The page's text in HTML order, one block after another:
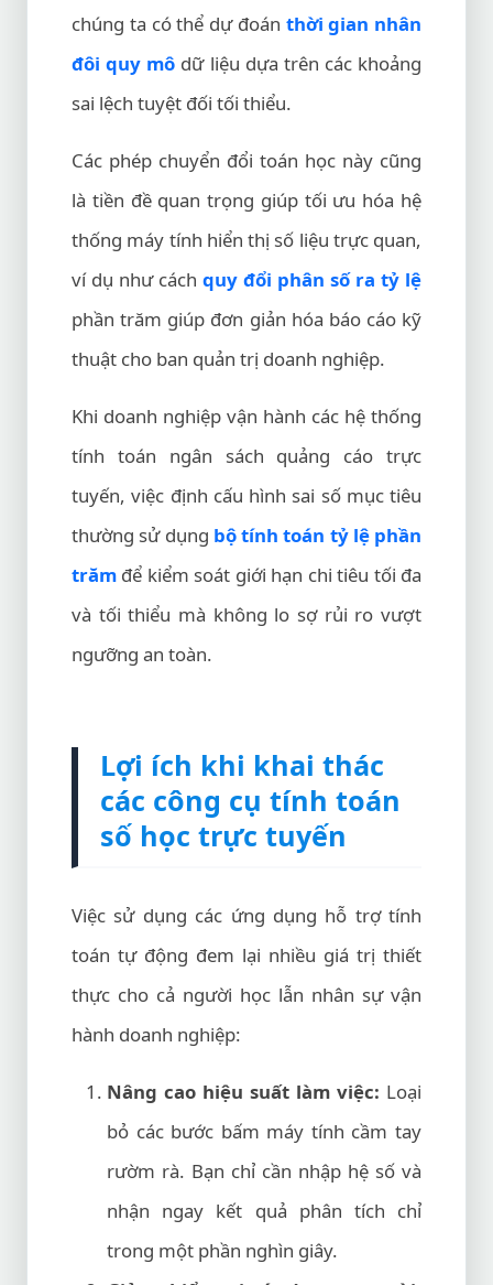
chúng ta có thể dự đoán thời gian nhân
đôi quy mô dữ liệu dựa trên các khoảng
sai lệch tuyệt đối tối thiểu.
Các phép chuyển đổi toán học này cũng
là tiền đề quan trọng giúp tối ưu hóa hệ
thống máy tính hiển thị số liệu trực quan,
ví dụ như cách quy đổi phân số ra tỷ lệ
phần trăm giúp đơn giản hóa báo cáo kỹ
thuật cho ban quản trị doanh nghiệp.
Khi doanh nghiệp vận hành các hệ thống
tính toán ngân sách quảng cáo trực
tuyến, việc định cấu hình sai số mục tiêu
thường sử dụng bộ tính toán tỷ lệ phần
trăm để kiểm soát giới hạn chi tiêu tối đa
và tối thiểu mà không lo sợ rủi ro vượt
ngưỡng an toàn.
Lợi ích khi khai thác
các công cụ tính toán
số học trực tuyến
Việc sử dụng các ứng dụng hỗ trợ tính
toán tự động đem lại nhiều giá trị thiết
thực cho cả người học lẫn nhân sự vận
hành doanh nghiệp:
Nâng cao hiệu suất làm việc: Loại
bỏ các bước bấm máy tính cầm tay
rườm rà. Bạn chỉ cần nhập hệ số và
nhận ngay kết quả phân tích chỉ
trong một phần nghìn giây.